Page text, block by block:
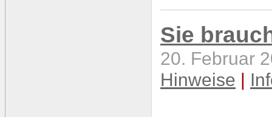
Sie
20. Februar
Hinweise |